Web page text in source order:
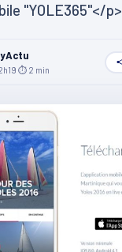
"YOLE365"</p>
⏱ 2 min